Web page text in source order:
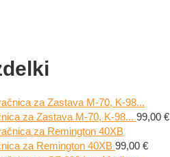
za Zastava M-70, K-98... 99,00 €
za Remington 40XB 99,00 €